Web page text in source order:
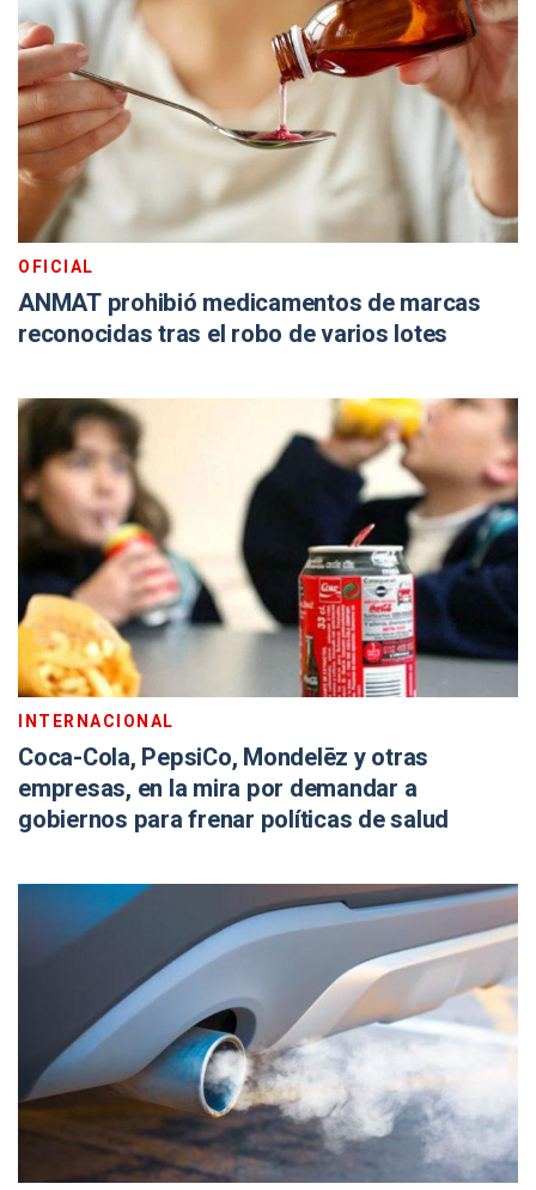
OFICIAL
ANMAT prohibió medicamentos de marcas
reconocidas tras el robo de varios lotes
INTERNACIONAL
Coca-Cola, PepsiCo, Mondelēz y otras
empresas, en la mira por demandar a
gobiernos para frenar políticas de salud